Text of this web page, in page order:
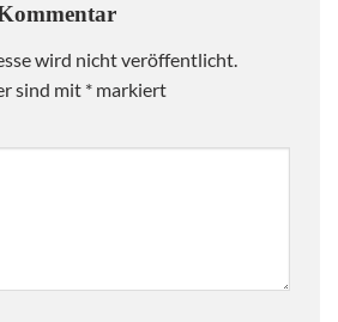
wird nicht veröffentlicht.
sind mit * markiert